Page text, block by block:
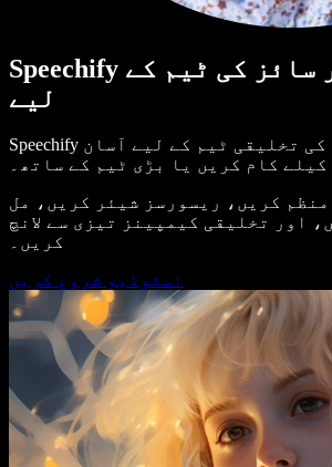
Speechify اسٹوڈیو ہر سائز کی ٹیم کے
لیے
Speechify اسٹوڈیو ہر قسم کی تخلیقی ٹیم کے لیے آسان
کام کریں یا بڑی ٹیم کے ساتھ۔
کریں، ریسورسز شیئر کریں، مل
اور تخلیقی کیمپینز تیزی سے لانچ
کریں۔
اسٹوڈیو شروع کریں